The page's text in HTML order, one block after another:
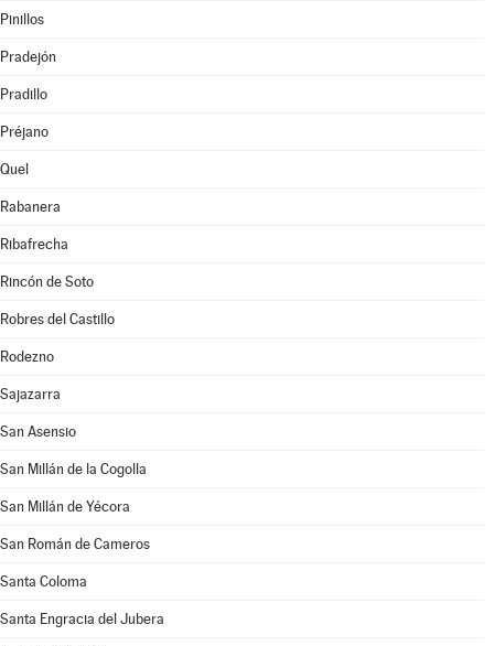
Pinillos
Pradejón
Pradillo
Préjano
Quel
Rabanera
Ribafrecha
Rincón de Soto
Robres del Castillo
Rodezno
Sajazarra
San Asensio
San Millán de la Cogolla
San Millán de Yécora
San Román de Cameros
Santa Coloma
Santa Engracia del Jubera